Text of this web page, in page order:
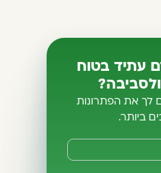
עתיד בטוח
לך את הפתרונות
ביותר.